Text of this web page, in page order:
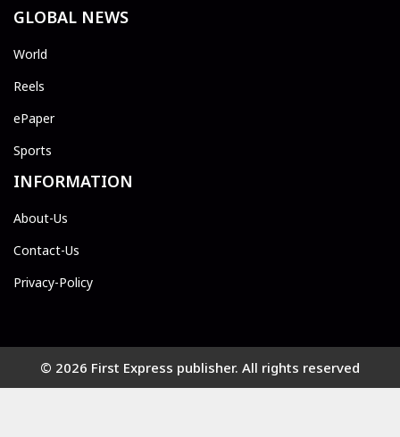
GLOBAL NEWS
World
Reels
ePaper
Sports
INFORMATION
About-Us
Contact-Us
Privacy-Policy
© 2026 First Express publisher. All rights reserved